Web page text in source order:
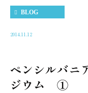
BLOG
2014.11.12
ペンシルバ
ジウム ①